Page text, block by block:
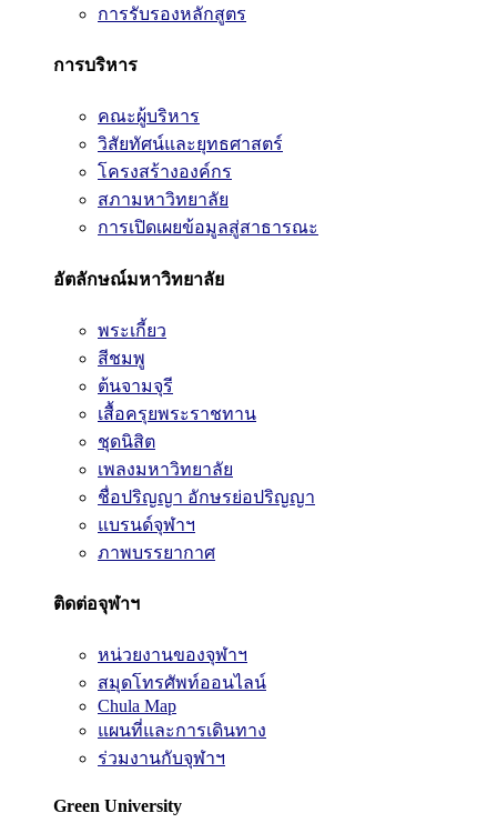
การรับรองหลักสูตร
การบริหาร
คณะผู้บริหาร
วิสัยทัศน์และยุทธศาสตร์
โครงสร้างองค์กร
สภามหาวิทยาลัย
การเปิดเผยข้อมูลสู่สาธารณะ
อัตลักษณ์มหาวิทยาลัย
พระเกี้ยว
สีชมพู
ต้นจามจุรี
เสื้อครุยพระราชทาน
ชุดนิสิต
เพลงมหาวิทยาลัย
ชื่อปริญญา อักษรย่อปริญญา
แบรนด์จุฬาฯ
ภาพบรรยากาศ
ติดต่อจุฬาฯ
หน่วยงานของจุฬาฯ
สมุดโทรศัพท์ออนไลน์
Chula Map
แผนที่และการเดินทาง
ร่วมงานกับจุฬาฯ
Green University